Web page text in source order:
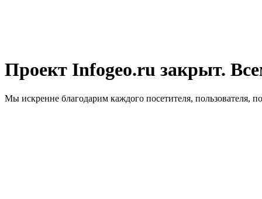
Проект Infogeo.ru закрыт.
Мы искренне благодарим каждого посетителя, пользователя,